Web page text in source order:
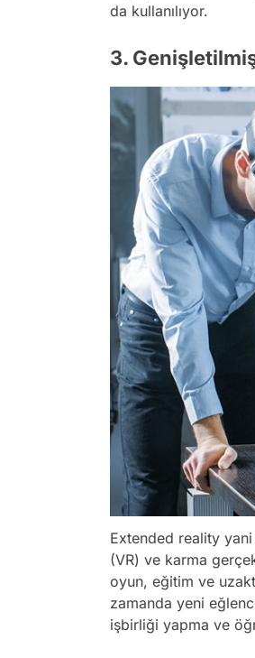
da kullanılıyor.
3.
Extended reality
(VR) ve karma
oyun, eğitim ve
zamanda yeni
işbirliği yapma ve